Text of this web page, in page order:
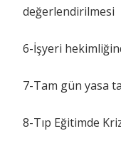
değerlendirilmesi
6-İşyeri
7-Tam gün yasa
8-Tıp Eğitimde